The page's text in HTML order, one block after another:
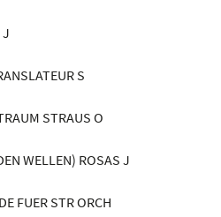
J
S
STRAUS O
WELLEN) ROSAS J
FUER STR ORCH